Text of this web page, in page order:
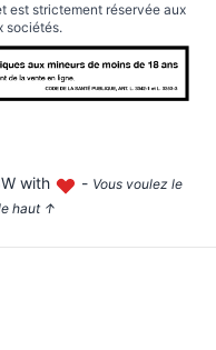
est strictement réservée aux
sociétés.
with - Vous voulez le
haut ↑